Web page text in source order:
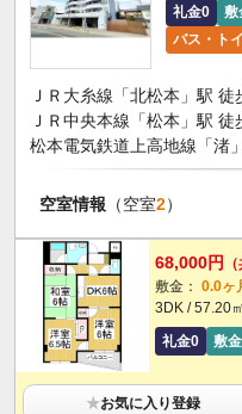
礼金0 敷
バス・ト
ＪＲ大糸線「北松本」駅 徒
ＪＲ中央本線「松本」駅 徒
松本電気鉄道上高地線「渚
空室情報 （空室2）
68,000円
敷金： 0.0ヶ
3DK / 57.20
礼金0
敷
★お気に入り登録